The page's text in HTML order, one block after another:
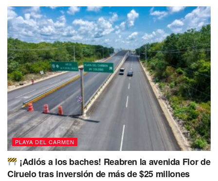
que están muy preocupados por ella y no han tenido
ninguna señal de Paola y esperan que no le haya pasado
nada malo.
Cabe mencionar que además de Paola, hace unos días la
Fiscalía General del Estado (FGE) activó la ficha de
búsqueda de Carla Nicole Huichim Cruz de 15 años, quien
fue vista por última vez por sus familiares el pasado 03 de
abril en Solidaridad, por lo que la joven fue reportada
como desaparecida el 04 de abril y hasta el momento se
presume como persona no localizada.
No dejes de Leer
PLAYA DEL CARMEN
¡Adiós a los baches! Reabren la avenida Flor de
Ciruelo tras inversión de más de $25 millones